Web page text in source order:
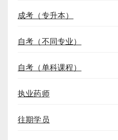
成考（专升本）
自考（不同专业）
自考（单科课程）
执业药师
往期学员